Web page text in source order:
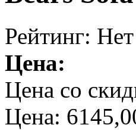
Рейтинг:
Цена:
Цена со
Цена: